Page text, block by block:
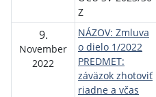
Z
9.
November
2022
NÁZOV: Zmluva
o dielo 1/2022
PREDMET:
záväzok zhotoviť
riadne a včas